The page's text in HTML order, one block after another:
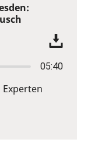
05:40
Experten